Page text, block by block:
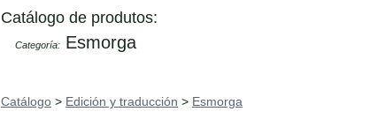
Catálogo de produtos:
Categoría: Esmorga
Catálogo > Edición y traducción > Esmorga